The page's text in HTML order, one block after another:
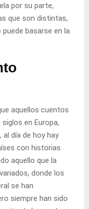
por su parte,
que son distintas,
basarse en la
aquellos cuentos
en Europa,
día de hoy hay
con historias
aquello que la
donde los
se han
siempre han sido